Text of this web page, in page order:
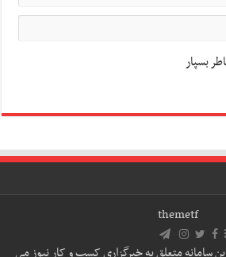
بسپار
themetf
سامانه متعلق به خبرگزاری کسب و کار نیوز می